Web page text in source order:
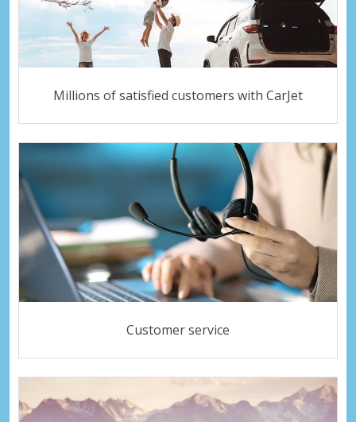
Millions of satisfied customers with CarJet
Customer service